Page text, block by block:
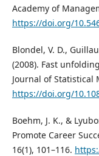
Academy of
https://doi.org/
Blondel, V. D.,
(2008). Fast
Journal of Statistical
https://doi.org/
Boehm, J. K., &
Promote Career
16(1), 101–116.